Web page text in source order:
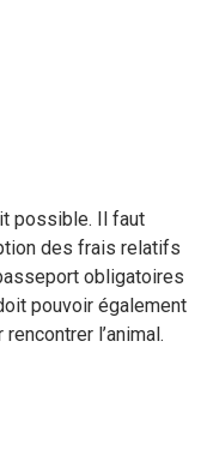
possible. Il faut
des frais relatifs
obligatoires
pouvoir également
l’animal.